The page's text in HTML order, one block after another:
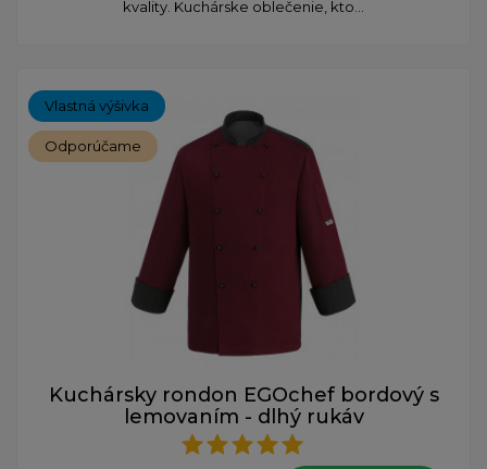
kvality. Kuchárske oblečenie, kto...
Vlastná výšivka
Odporúčame
Kuchársky rondon EGOchef bordový s
lemovaním - dlhý rukáv